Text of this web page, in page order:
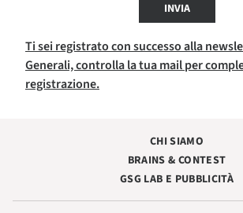
INVIA
Ti sei registrato con successo alla
Generali, controlla la tua mail per
registrazione.
CHI SIAMO
BRAINS & CONTEST
GSG LAB E PUBBLICITÀ